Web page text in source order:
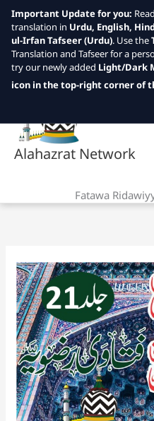
Skip
Alahazrat Network
Important Update for you:
translation in Urdu, English,
ul-Irfan Tafseer (Urdu). Use the
Translation and Tafseer for a
try our newly added Light/Dark
icon in the top-right corner of